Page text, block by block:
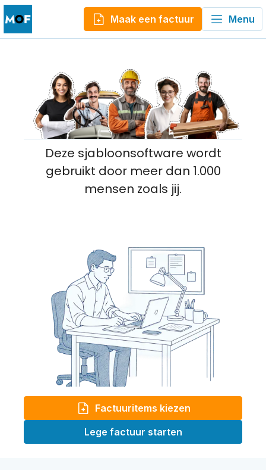
Maak een factuur Menu
Deze sjabloonsoftware wordt
gebruikt door meer dan 1.000
mensen zoals jij.
Factuuritems kiezen
Lege factuur starten